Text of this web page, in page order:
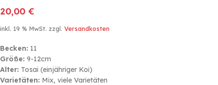
20,00 €
inkl. 19 % MwSt. zzgl. Versandkosten
Becken: 11
Größe: 9-12cm
Alter: Tosai (einjähriger Koi)
Varietäten: Mix, viele Varietäten